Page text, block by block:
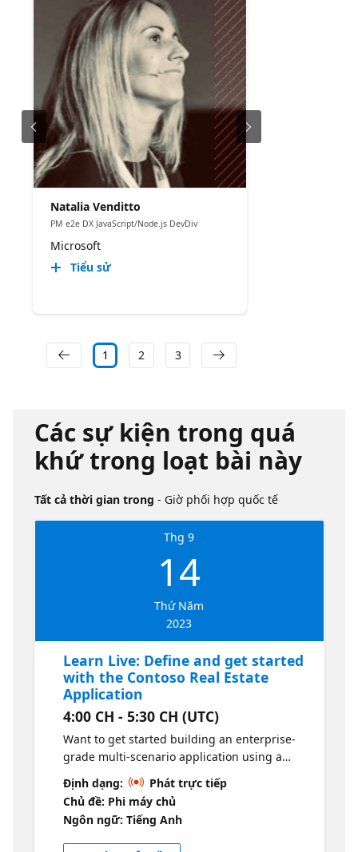
Natalia Venditto
PM e2e DX JavaScript/Node.js DevDiv
Microsoft
Tiểu sử
1 2 3
Các sự kiện trong quá
khứ trong loạt bài này
Tất cả thời gian trong - Giờ phối hợp quốc tế
Thg 9
14
Thứ Năm
2023
Learn Live: Define and get started
with the Contoso Real Estate
Application
4:00 CH - 5:30 CH (UTC)
Want to get started building an enterprise-
grade multi-scenario application using a
composable architecture with cloud-native
technologies on Azure? • Get introduced to
the Contoso Real Estate reference
architecture and its core application
scenarios. • Fork the repo and setup our
Định dạng:
Phát trực tiếp
Chủ đề: Phi máy chủ
Ngôn ngữ: Tiếng Anh